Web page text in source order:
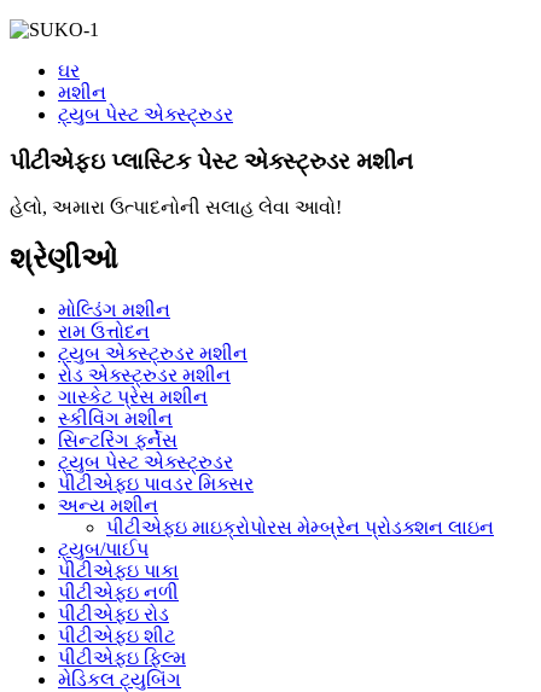
ઘર
મશીન
ટ્યુબ પેસ્ટ એક્સ્ટ્રુડર
પીટીએફઇ પ્લાસ્ટિક પેસ્ટ એક્સ્ટ્રુડર મશીન
હેલો, અમારા ઉત્પાદનોની સલાહ લેવા આવો!
શ્રેણીઓ
મોલ્ડિંગ મશીન
રામ ઉત્તોદન
ટ્યુબ એક્સ્ટ્રુડર મશીન
રોડ એક્સ્ટ્રુડર મશીન
ગાસ્કેટ પ્રેસ મશીન
સ્કીવિંગ મશીન
સિન્ટરિંગ ફર્નેસ
ટ્યુબ પેસ્ટ એક્સ્ટ્રુડર
પીટીએફઇ પાવડર મિક્સર
અન્ય મશીન
પીટીએફઇ માઇક્રોપોરસ મેમ્બ્રેન પ્રોડક્શન લાઇન
ટ્યુબ/પાઈપ
પીટીએફઇ પાકા
પીટીએફઇ નળી
પીટીએફઇ રોડ
પીટીએફઇ શીટ
પીટીએફઇ ફિલ્મ
મેડિકલ ટ્યુબિંગ